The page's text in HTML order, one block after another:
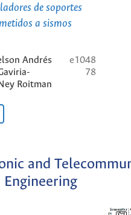
de soportes
a sismos
Andrés
Roitman
e1048
78
and
Engineering